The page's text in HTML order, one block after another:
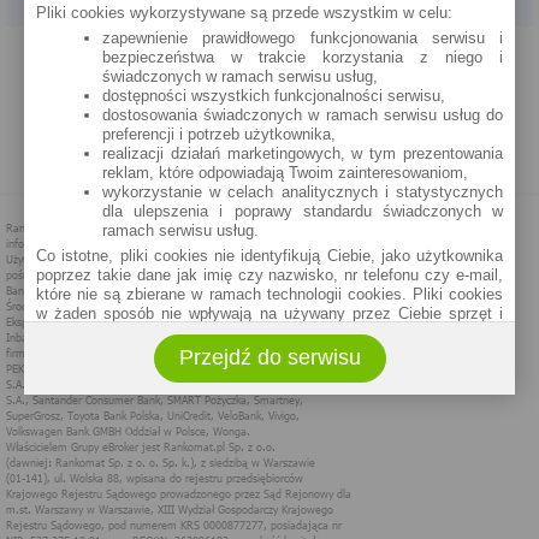
PROGRAM PARTNERSKI O NAS REKLAMA REGULAMIN
POLITYKA PRYWATNOŚCI POLITYKA COOKIES ZASADY PLASOWANIA
Pliki cookies wykorzystywane są przede wszystkim w celu:
zapewnienie prawidłowego funkcjonowania serwisu i
bezpieczeństwa w trakcie korzystania z niego i
świadczonych w ramach serwisu usług,
dostępności wszystkich funkcjonalności serwisu,
dostosowania świadczonych w ramach serwisu usług do
preferencji i potrzeb użytkownika,
realizacji działań marketingowych, w tym prezentowania
reklam, które odpowiadają Twoim zainteresowaniom,
wykorzystanie w celach analitycznych i statystycznych
dla ulepszenia i poprawy standardu świadczonych w
ramach serwisu usług.
Co istotne, pliki cookies nie identyfikują Ciebie, jako użytkownika
poprzez takie dane jak imię czy nazwisko, nr telefonu czy e-mail,
które nie są zbierane w ramach technologii cookies. Pliki cookies
w żaden sposób nie wpływają na używany przez Ciebie sprzęt i
Zakres wykorzystywania plików cookies możliwy jest do
określenia w ustawieniach przeglądarki każdego użytkownika. Bez
wprowadzenia zmian ustawień, informacje w plikach cookies mogą
być zapisywane w pamięci Twojego urządzenia.
Administratorem danych pozyskiwanych w technologii cookies jest
spółka Rankomat.pl Sp. z o.o. (dawniej: Rankomat Sp. z o. o. Sp.
k.) z siedzibą w Warszawie, ul. Wolska 88, 01 - 141 Warszawa.
Możesz jako użytkownik w każdym czasie skontaktować się z
administratorem pod adresem bok@ebroker.pl, jak również wyrazić
Przejdź do serwisu